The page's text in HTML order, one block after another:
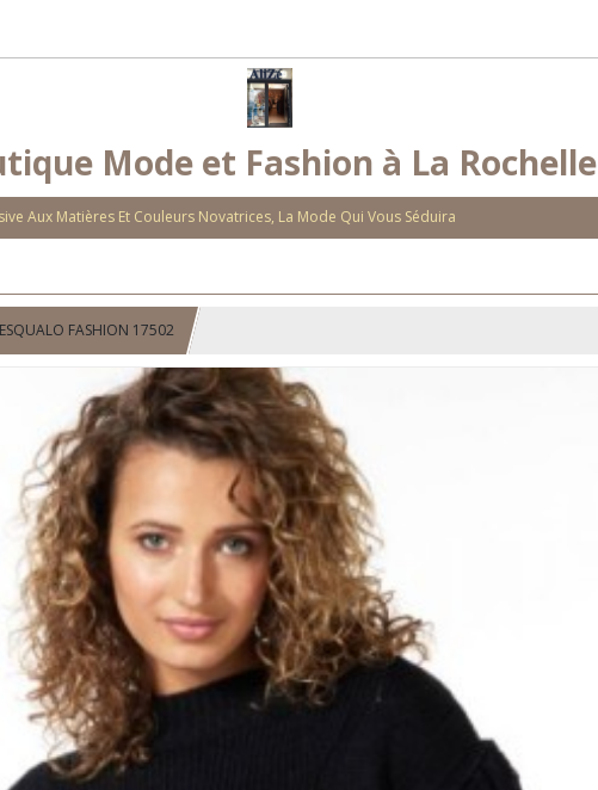
Mode et Fashion à La Rochelle
Aux Matières Et Couleurs Novatrices, La Mode Qui Vous Séduira
FASHION 17502